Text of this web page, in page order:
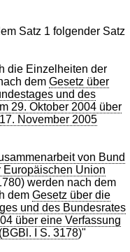
Satz 1 folgender Satz
die Einzelheiten der
demGesetz über
und des
29. Oktober 2004 über
17. November 2005
von Bund
Europäischen Union
werden nach dem
demGesetz über die
und des Bundesrates
über eine Verfassung
I S. 3178)"